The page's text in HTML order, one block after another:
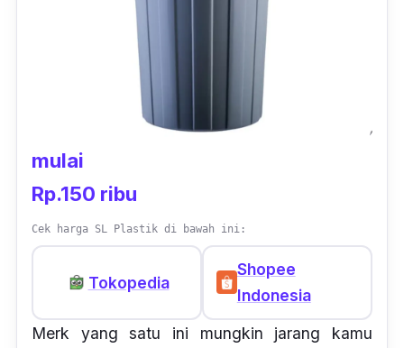
mulai
Rp.150 ribu
Cek harga SL Plastik di bawah ini:
Tokopedia
Shopee
Indonesia
Merk yang satu ini mungkin jarang kamu